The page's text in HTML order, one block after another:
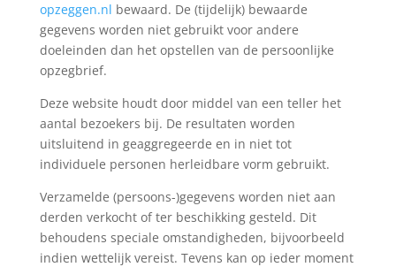
opzeggen.nl bewaard. De (tijdelijk) bewaarde
gegevens worden niet gebruikt voor andere
doeleinden dan het opstellen van de persoonlijke
opzegbrief.
Deze website houdt door middel van een teller het
aantal bezoekers bij. De resultaten worden
uitsluitend in geaggregeerde en in niet tot
individuele personen herleidbare vorm gebruikt.
Verzamelde (persoons-)gegevens worden niet aan
derden verkocht of ter beschikking gesteld. Dit
behoudens speciale omstandigheden, bijvoorbeeld
indien wettelijk vereist. Tevens kan op ieder moment